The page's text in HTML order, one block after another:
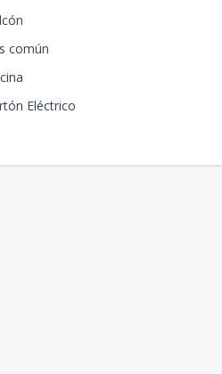
común
Eléctrico